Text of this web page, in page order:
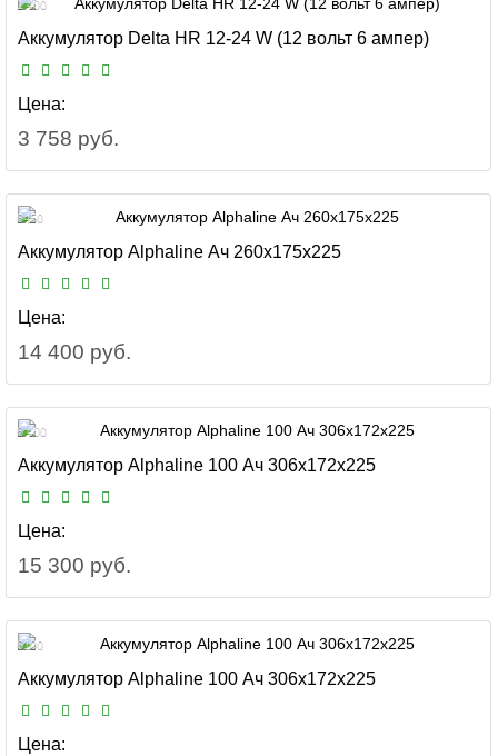
1 400
Аккумулятор Delta HR 12-24 W (12 вольт 6 ампер)
Цена:
3 758 руб.
6450
Аккумулятор Alphaline Ач 260x175x225
Цена:
14 400 руб.
6 400
Аккумулятор Alphaline 100 Ач 306x172x225
Цена:
15 300 руб.
6100
Аккумулятор Alphaline 100 Ач 306x172x225
Цена: